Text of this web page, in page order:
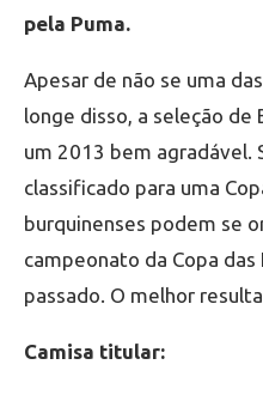
pela Puma.
Apesar de não se uma
longe disso, a seleção de
um 2013 bem agradável.
classificado para uma
burquinenses podem se
campeonato da Copa das
passado. O melhor
Camisa titular: